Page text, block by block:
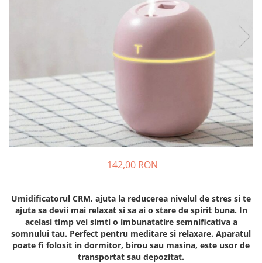
142,00 RON
Umidificatorul CRM, ajuta la reducerea nivelul de stres si te
ajuta sa devii mai relaxat si sa ai o stare de spirit buna. In
acelasi timp vei simti o imbunatatire semnificativa a
somnului tau. Perfect pentru meditare si relaxare. Aparatul
poate fi folosit in dormitor, birou sau masina, este usor de
transportat sau depozitat.